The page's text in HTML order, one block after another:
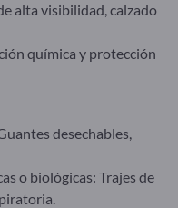
alta visibilidad, calzado
química y protección
desechables,
o biológicas: Trajes de